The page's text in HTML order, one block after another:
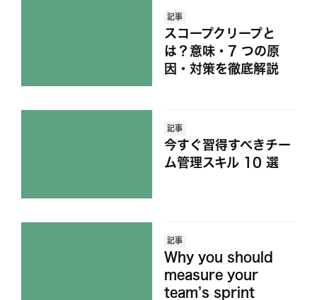
記事
スコープクリープと
は？意味・7 つの原
因・対策を徹底解説
記事
今すぐ習得すべきチー
ム管理スキル 10 選
記事
Why you should
measure your
team’s sprint